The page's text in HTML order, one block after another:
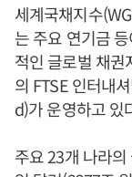
세계국채지수
는 주요 연기금
적인 글로벌 채권
의 FTSE 인터내
d)가 운영하고 있
주요 23개 나라